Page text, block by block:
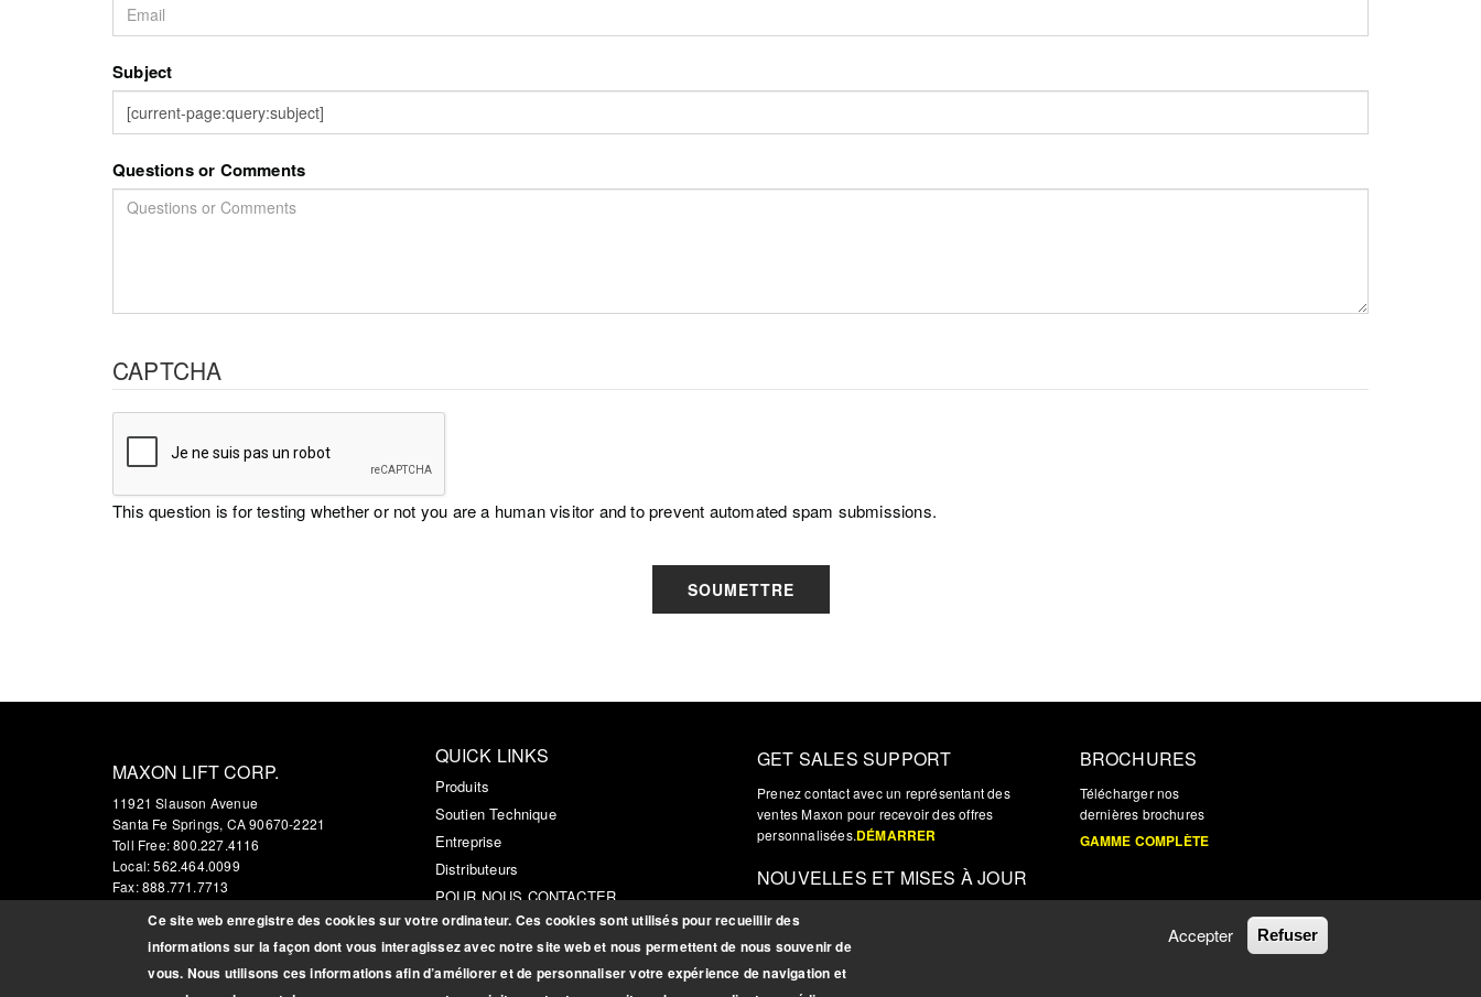
Subject
Questions or Comments
CAPTCHA
This question is for testing whether or not you are a human visitor and to prevent automated spam submissions.
SOUMETTRE
MAXON LIFT CORP.
11921 Slauson Avenue
Santa Fe Springs, CA 90670-2221
Toll Free: 800.227.4116
Local: 562.464.0099
Fax: 888.771.7713
MAP & DIRECTIONS
QUICK LINKS
Produits
Soutien Technique
Entreprise
Distributeurs
POUR NOUS CONTACTER
Customer Login
GET SALES SUPPORT
Prenez contact avec un représentant des
ventes Maxon pour recevoir des offres
personnalisées.DÉMARRER
NOUVELLES ET MISES À JOUR
des nouvelles et autres informations
pertinentes sur les produits.
BROCHURES
Télécharger nos
dernières brochures
GAMME COMPLÈTE
Ce site web enregistre des cookies sur votre ordinateur. Ces cookies sont utilisés pour recueillir des
informations sur la façon dont vous interagissez avec notre site web et nous permettent de nous souvenir de
vous. Nous utilisons ces informations afin d’améliorer et de personnaliser votre expérience de navigation et
Accepter Refuser